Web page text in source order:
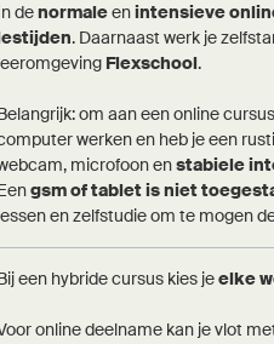
denormaleenintensieve
. Daarnaast werk je
Flexschool.
om aan een online
werken en heb je een
microfoon enstabiele
gsm of tablet is niet
en zelfstudie om te mogen
een hybride cursus kies jeelke
online deelname kan je vlot
NT2